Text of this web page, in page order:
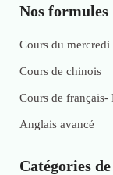
Nos formules
Cours du mercredi
Cours de chinois
Cours de français-
Anglais avancé
Catégories